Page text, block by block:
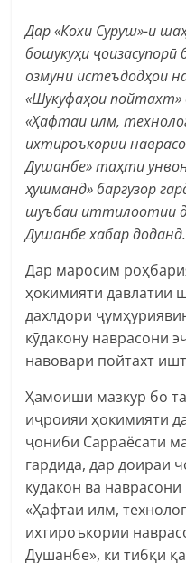
Дар «Кохи Суруш»-и
бошукуҳи
озмуни истеъдодҳои
«Шукуфаҳои пойтахт»
«Ҳафтаи илм,
ихтироъкории
Душанбе» таҳти
ҳушманд» баргузор
шуъбаи иттилоотии
Душанбе хабар доданд.
Дар маросим
ҳокимияти давлатии
дахлдори
кӯдакону наврасони
навовари пойтахт
Ҳамоиши мазкур бо
иҷроияи ҳокимияти
ҷониби Сарраёсати
гардида, дар доираи
кӯдакон ва
«Ҳафтаи илм,
ихтироъкории
Душанбе», ки тибқи